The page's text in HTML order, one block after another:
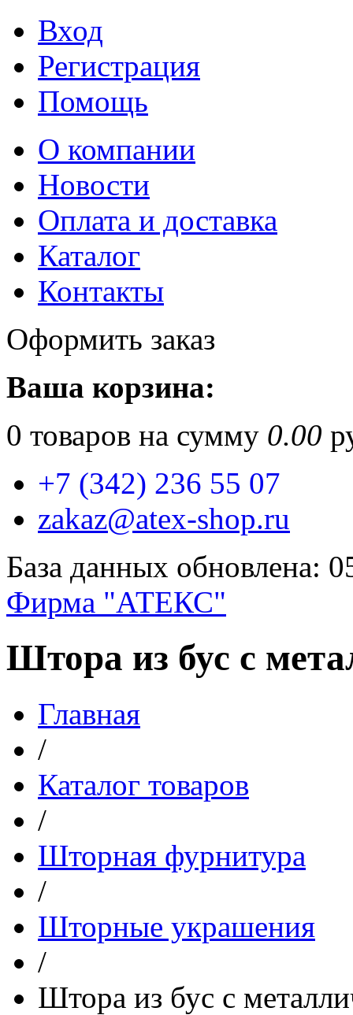
Вход
Регистрация
Помощь
О компании
Новости
Оплата и доставка
Каталог
Контакты
Оформить заказ
Ваша корзина:
0 товаров на сумму 0.00
+7 (342) 236 55 07
zakaz@atex-shop.ru
База данных обновлена:
Фирма "АТЕКС"
Штора из бус с
Главная
/
Каталог товаров
/
Шторная фурнитура
/
Шторные украшения
/
Штора из бус с